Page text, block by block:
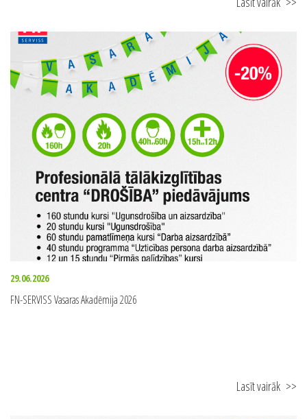
29.06.2026
FN-SERVISS Vasaras Akadēmija 2026
Lasīt vairāk >>